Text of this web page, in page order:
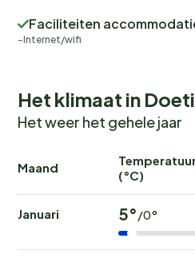
Faciliteiten
Internet/wifi
Het klimaat in
Het weer het gehele jaar
Maand
(°C)
Januari 5° /0°